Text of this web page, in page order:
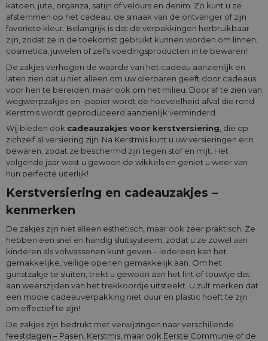
katoen, jute, organza, satijn of velours en denim. Zo kunt u ze
afstemmen op het cadeau, de smaak van de ontvanger of zijn
favoriete kleur. Belangrijk is dat de verpakkingen herbruikbaar
zijn, zodat ze in de toekomst gebruikt kunnen worden om linnen,
cosmetica, juwelen of zelfs voedingsproducten in te bewaren!
De zakjes verhogen de waarde van het cadeau aanzienlijk en
laten zien dat u niet alleen om uw dierbaren geeft door cadeaus
voor hen te bereiden, maar ook om het milieu. Door af te zien van
wegwerpzakjes en -papier wordt de hoeveelheid afval die rond
Kerstmis wordt geproduceerd aanzienlijk verminderd.
Wij bieden ook cadeauzakjes voor kerstversiering , die op
zichzelf al versiering zijn. Na Kerstmis kunt u uw versieringen erin
bewaren, zodat ze beschermd zijn tegen stof en mijt. Het
volgende jaar wast u gewoon de wikkels en geniet u weer van
hun perfecte uiterlijk!
Kerstversiering en cadeauzakjes –
kenmerken
De zakjes zijn niet alleen esthetisch, maar ook zeer praktisch. Ze
hebben een snel en handig sluitsysteem, zodat u ze zowel aan
kinderen als volwassenen kunt geven – iedereen kan het
gemakkelijke, veilige openen gemakkelijk aan. Om het
gunstzakje te sluiten, trekt u gewoon aan het lint of touwtje dat
aan weerszijden van het trekkoordje uitsteekt. U zult merken dat
een mooie cadeauverpakking niet duur en plastic hoeft te zijn
om effectief te zijn!
De zakjes zijn bedrukt met verwijzingen naar verschillende
feestdagen – Pasen, Kerstmis, maar ook Eerste Communie of de